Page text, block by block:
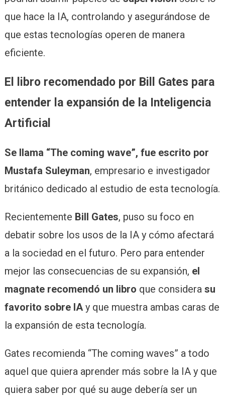
que hace la IA, controlando y asegurándose de
que estas tecnologías operen de manera
eficiente.
El libro recomendado por Bill Gates para
entender la expansión de la Inteligencia
Artificial
Se llama “The coming wave”, fue escrito por
Mustafa Suleyman, empresario e investigador
británico dedicado al estudio de esta tecnología.
Recientemente Bill Gates, puso su foco en
debatir sobre los usos de la IA y cómo afectará
a la sociedad en el futuro. Pero para entender
mejor las consecuencias de su expansión, el
magnate recomendó un libro que considera su
favorito sobre IAy que muestra ambas caras de
la expansión de esta tecnología.
Gates recomienda “The coming waves” a todo
aquel que quiera aprender más sobre la IA y que
quiera saber por qué su auge debería ser un